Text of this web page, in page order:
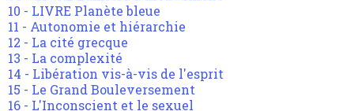
10 - LIVRE Planète bleue
11 - Autonomie et hiérarchie
12 - La cité grecque
13 - La complexité
14 - Libération vis-à-vis de l'esprit
15 - Le Grand Bouleversement
16 - L'Inconscient et le sexuel